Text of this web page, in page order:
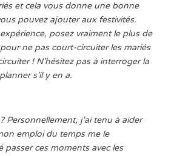
et cela vous donne une bonne
pouvez ajouter aux festivités.
posez vraiment le plus de
ne pas court-circuiter les mariés
! N'hésitez pas à interroger la
s'il y en a.
Personnellement, j'ai tenu à aider
emploi du temps me le
passer ces moments avec les